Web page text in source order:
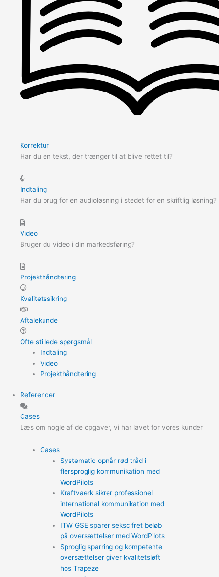
Korrektur
Har du en tekst, der trænger til at blive rettet til?
Indtaling
Har du brug for en audioløsning i stedet for en skriftlig løsning?
Video
Bruger du video i din markedsføring?
Projekthåndtering
Kvalitetssikring
Aftalekunde
Ofte stillede spørgsmål
Indtaling
Video
Projekthåndtering
Referencer
Cases
Læs om nogle af de opgaver, vi har lavet for vores kunder
Cases
Systematic opnår rød tråd i
flersproglig kommunikation med
WordPilots
Kraftvaerk sikrer professionel
international kommunikation med
WordPilots
ITW GSE sparer sekscifret beløb
på oversættelser med WordPilots
Sproglig sparring og kompetente
oversættelser giver kvalitetsløft
hos Trapeze